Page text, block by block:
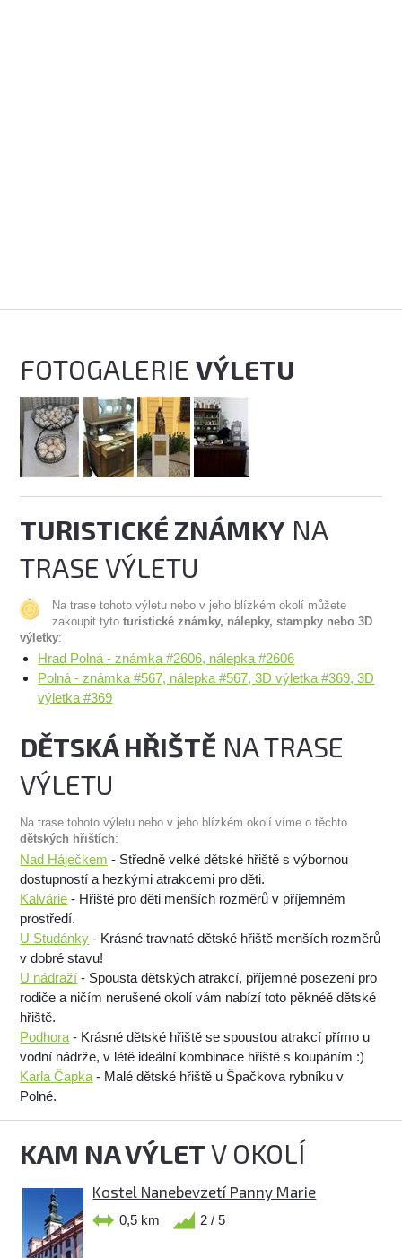
FOTOGALERIEVÝLETU
TURISTICKÉ ZNÁMKY NA
TRASE VÝLETU
Na trase tohoto výletu nebo v jeho blízkém okolí můžete
zakoupit tytoturistické známky, nálepky, stampky nebo 3D
výletky:
Hrad Polná - známka #2606, nálepka #2606
Polná - známka #567, nálepka #567, 3D výletka #369, 3D
výletka #369
DĚTSKÁ HŘIŠTĚ NA TRASE
VÝLETU
Na trase tohoto výletu nebo v jeho blízkém okolí víme o těchto
dětských hřištích:
Nad Háječkem - Středně velké dětské hřiště s výbornou
dostupností a hezkými atrakcemi pro děti.
Kalvárie - Hřiště pro děti menších rozměrů v příjemném
prostředí.
U Studánky - Krásné travnaté dětské hřiště menších rozměrů
v dobré stavu!
U nádraží - Spousta dětských atrakcí, příjemné posezení pro
rodiče a ničím nerušené okolí vám nabízí toto pěknéě dětské
hřiště.
Podhora - Krásné dětské hřiště se spoustou atrakcí přímo u
vodní nádrže, v létě ideální kombinace hřiště s koupáním :)
Karla Čapka - Malé dětské hřiště u Špačkova rybníku v
Polné.
KAM NA VÝLETV OKOLÍ
Kostel Nanebevzetí Panny Marie
0,5 km 2 / 5